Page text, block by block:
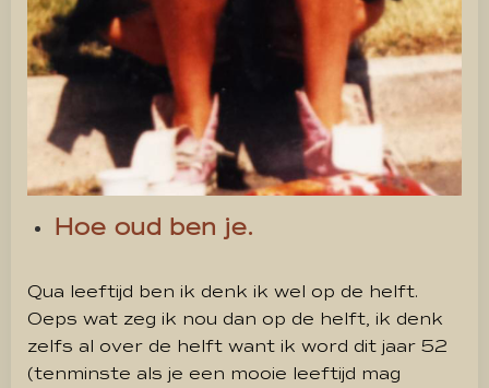
Hoe oud ben je.
Qua leeftijd ben ik denk ik wel op de helft.
Oeps wat zeg ik nou dan op de helft, ik denk
zelfs al over de helft want ik word dit jaar 52
(tenminste als je een mooie leeftijd mag